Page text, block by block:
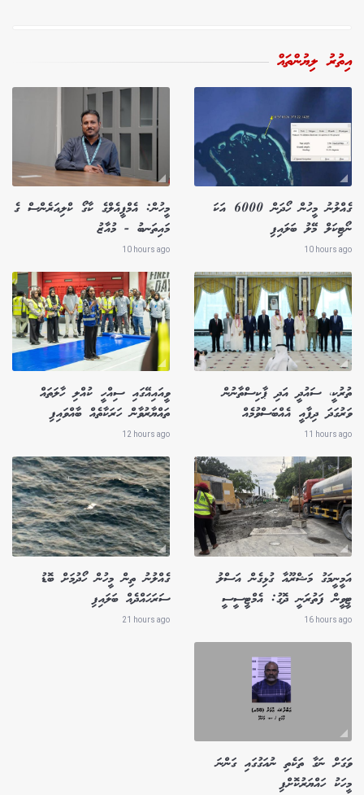
އިތުރު ލިޔުންތައް
ގެއްލުނު މީހުން ހޯދަން 6000 އަކަ
ނޯޓިކަލް މޭލު ބަލައިފި
10 hours ago
މީހުން: އެމްޕީއެލްގެ ކާގޯ ކްލިއަރެންސް ގެ
މައިތަނބު - މުއާޒު
10 hours ago
ތުރުކީ، ސައުދީ އަދި ޕާކިސްތާނުން
ވަރުގަދަ ދިފާއީ އެއްބަސްވުމެއް
11 hours ago
ވީއައިއޭގައި ސިއްހީ ކުއްލި ހާލަތައް
ތައްޔާރުވާން ހަރަކާތެއް ބާއްވައިފި
12 hours ago
އަމީނީމަގު މަޝްރޫއާ ގުޅިގެން އަސްލު
ޓީވީން ފަތުރަނީ ދޮގު: އެމްޓީސީސީ
16 hours ago
ގެއްލުނު ތިން މީހުން ހޯދުމަށް ބޮޑު
ސަރަހައްދެއް ބަލައިފި
21 hours ago
ވަގަށް ނަގާ ތަކެތި ނުއަގުގައި ގަންނަ
މީހަކު ހައްޔަރުކޮށްފި